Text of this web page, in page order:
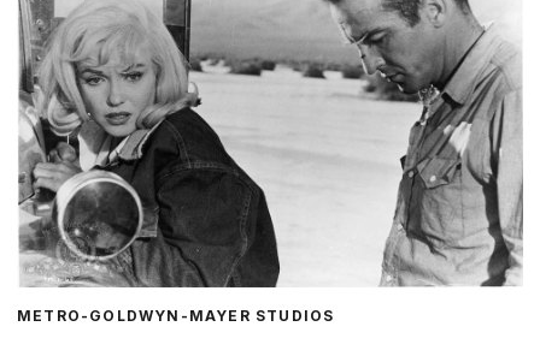
METRO-GOLDWYN-MAYER STUDIOS